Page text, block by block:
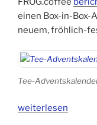
einen Box-in-Box-
neuem, fröhlich-
Tee-
„Teebeutel-
weiterlesen